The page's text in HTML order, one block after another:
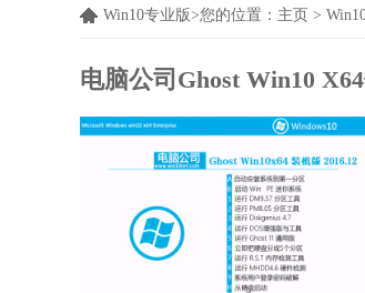
Win10专业版>您的位置： 主页 >
电脑公司Ghost Win10